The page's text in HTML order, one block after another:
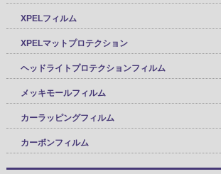
XPELフィルム
XPELマットプロテクション
ヘッドライトプロテクションフィルム
メッキモールフィルム
カーラッピングフィルム
カーボンフィルム